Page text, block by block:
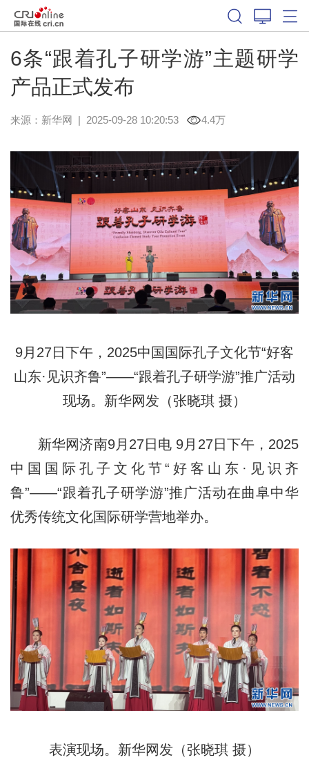
6条“跟着孔子研学游”主题研学
产品正式发布
来源： 新华网 | 2025-09-28 10:20:53 4.4万
9月27日下午，2025中国国际孔子文化节“好客
山东·见识齐鲁”——“跟着孔子研学游”推广活动
现场。新华网发（张晓琪 摄）
新华网济南9月27日电 9月27日下午，2025
中国国际孔子文化节“好客山东·见识齐
鲁”——“跟着孔子研学游”推广活动在曲阜中华
优秀传统文化国际研学营地举办。
表演现场。新华网发（张晓琪 摄）